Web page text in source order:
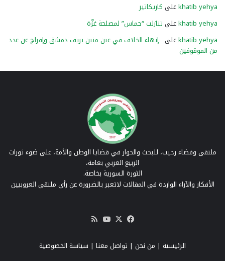
khatib yehyaعلى كاريكاتير
khatib yehyaعلى تنازلت “حماس” لمصلحة غزّة
khatib yehyaعلى إنهاء الخلاف في عين منين بريف دمشق وإفراج عن عدد
من الموقوفين
ملتقى وفضاء رحيب، للبحث والحوار في قضايا الوطن والأمة، على ضوء ثورات
الربيع العربي بعامة،
الثورة السورية بخاصة.
الأفكار والآراء الواردة في المقالات لاتعبر بالضرورة عن رأي ملتقى العروبيين
فيسبوك
‫X
‫YouTube
RSS
الرئيسية | من نحن | تواصل معنا | سياسة الخصوصية